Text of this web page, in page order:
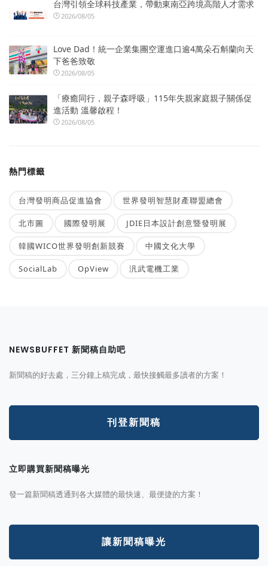
台灣引領全球科技產業，帶動東南亞跨境高階人才需求
2026/08/05
Love Dad！統一企業集團空運進口逾4萬朵石斛蘭向天
下爸爸致敬
2026/08/05
「療癒同行，親子森呼吸」115年失親家庭親子關係促
進活動 溫馨啟程！
2026/08/05
熱門標籤
台灣發明商品促進協會 世界發明智慧財產聯盟總會
北市圖 國際發明展 JDIE日本設計創意暨發明展
韓國WICO世界發明創新競賽 中國文化大學
SocialLab OpView 汎武電機工業
NEWSBUFFET 新聞稿自助吧
新聞稿的好去處，三分鐘上稿完成，最快接觸最多讀者的方案！
刊登新聞稿
立即購買新聞稿曝光
發一篇新聞稿透通到各大媒體的最快速、最便捷的方案！
讓新聞稿曝光